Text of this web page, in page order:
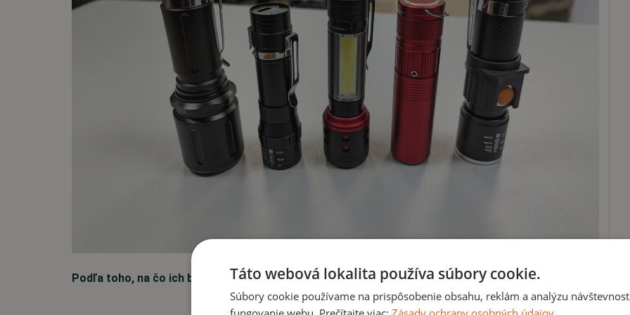
Podľa toho, na čo ich budte primárne využívať, ich môžeme rozdeliť na:
Táto webová lokalita používa súbory cookie.
Súbory cookie používame na prispôsobenie obsahu, reklám a analýzu